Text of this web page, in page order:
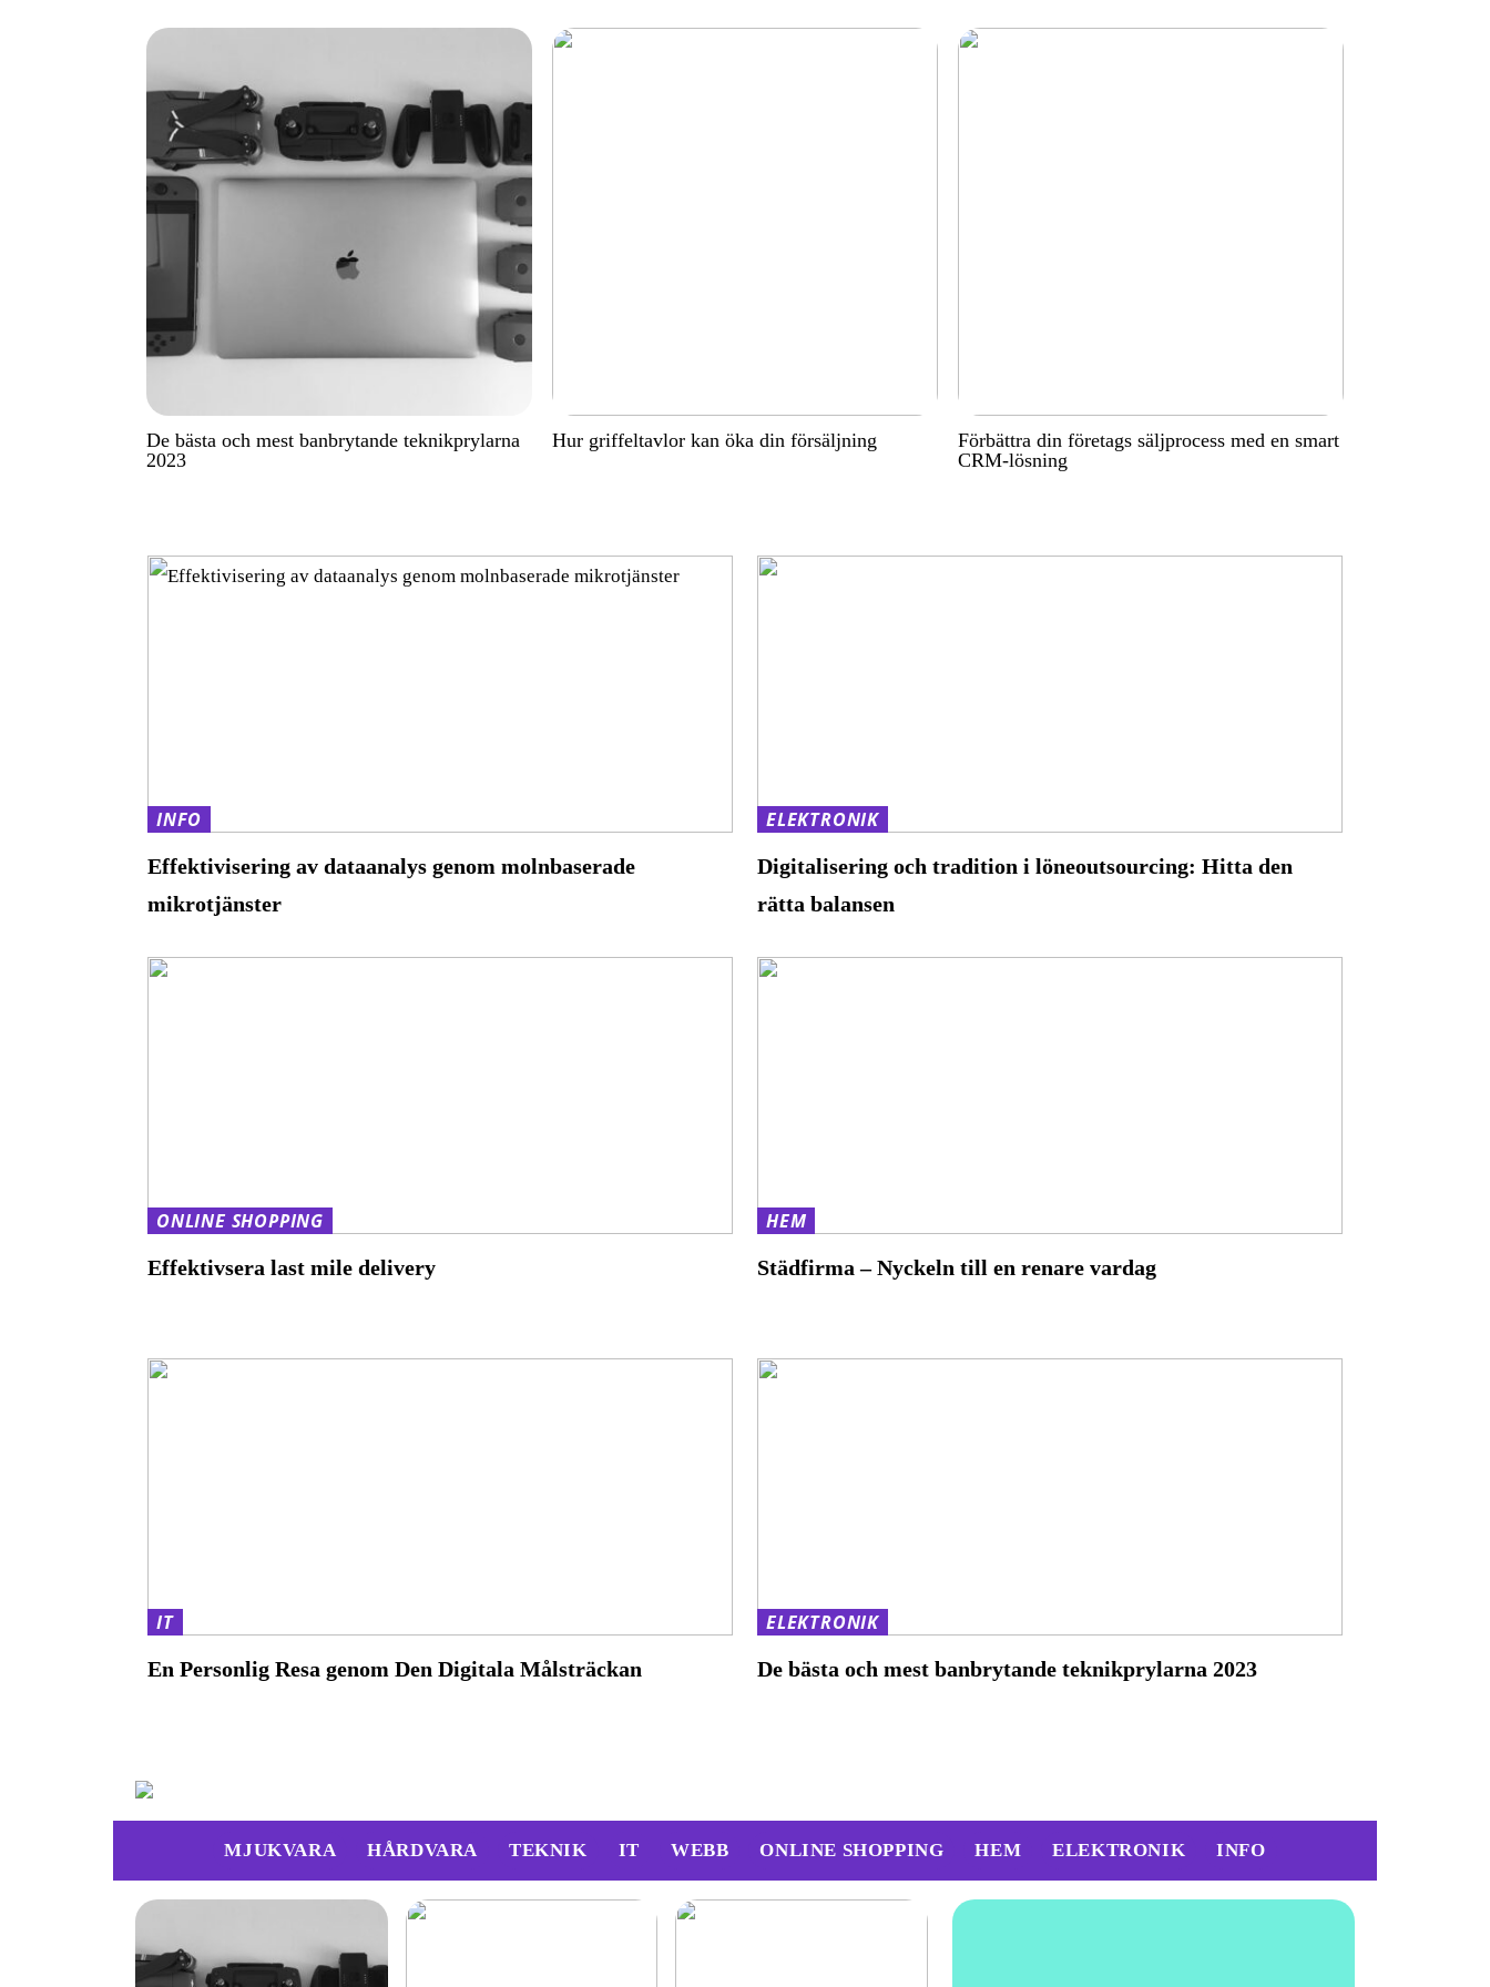
De bästa och mest banbrytande teknikprylarna
2023
Hur griffeltavlor kan öka din försäljning
Förbättra din företags säljprocess med en smart
CRM-lösning
INFO
Effektivisering av dataanalys genom molnbaserade
mikrotjänster
ELEKTRONIK
Digitalisering och tradition i löneoutsourcing: Hitta den
rätta balansen
ONLINE SHOPPING
Effektivsera last mile delivery
HEM
Städfirma – Nyckeln till en renare vardag
IT
En Personlig Resa genom Den Digitala Målsträckan
ELEKTRONIK
De bästa och mest banbrytande teknikprylarna 2023
MJUKVARA HÅRDVARA TEKNIK IT WEBB ONLINE SHOPPING HEM ELEKTRONIK INFO